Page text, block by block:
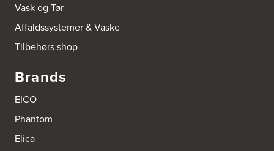
A/S Henning Lund Horsens
8700 Horsens
A/S Kærsgaard
Hjørringvej 42
9400 Nørresundby
http://www.designa.dk
Vask og Tør
Affaldssystemer & Vaske
Tilbehørs shop
Brands
EICO
Phantom
Elica